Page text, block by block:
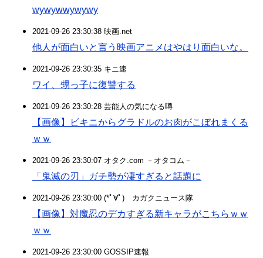
wywywwywywy
2021-09-26 23:30:38 映画.net
他人が面白いと言う映画アニメはやはり面白いな。
2021-09-26 23:30:35 キニ速
ワイ、甥っ子に復讐する
2021-09-26 23:30:28 芸能人の気になる噂
【画像】ビキニからグラドルのお肉がこぼれまくる
ｗｗ
2021-09-26 23:30:07 オタク.com －オタコム－
「鬼滅の刃」ガチ勢が凄すぎると話題に
2021-09-26 23:30:00 (*ﾟ∀ﾟ)ゞカガクニュース隊
【画像】対魔忍のデカすぎる新キャラがこちらｗｗ
ｗｗ
2021-09-26 23:30:00 GOSSIP速報